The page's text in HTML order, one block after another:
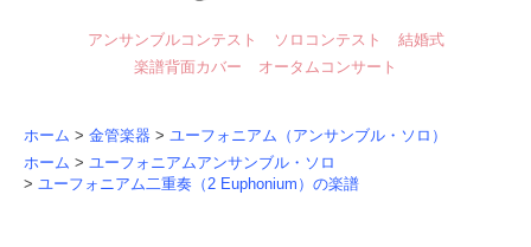
アンサンブルコンテスト ソロコンテスト
結婚式
楽譜背面カバー
オータムコンサート
ホーム > 金管楽器 > ユーフォニアム（アンサンブル・ソロ）
ホーム > ユーフォニアムアンサンブル・ソロ
> ユーフォニアム二重奏（2 Euphonium）の楽譜